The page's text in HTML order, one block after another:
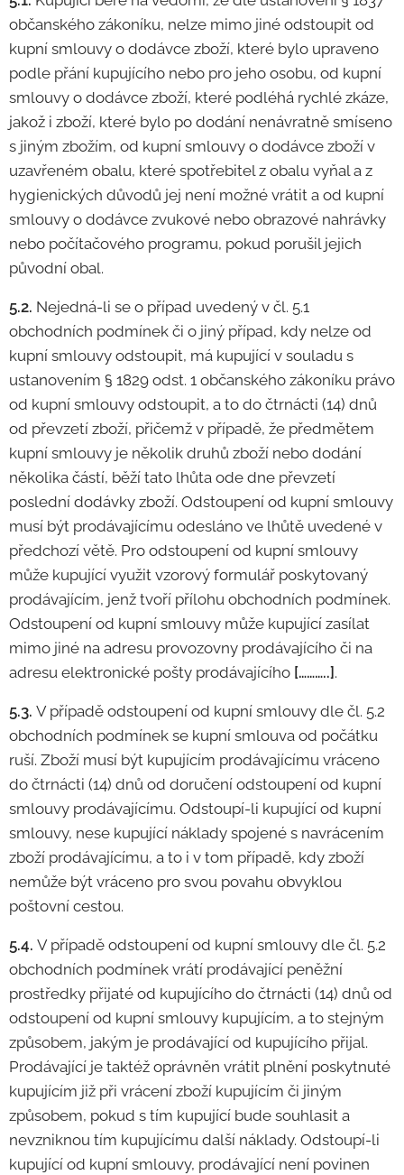
občanského zákoníku, nelze mimo jiné odstoupit od
kupní smlouvy o dodávce zboží, které bylo upraveno
podle přání kupujícího nebo pro jeho osobu, od kupní
smlouvy o dodávce zboží, které podléhá rychlé zkáze,
jakož i zboží, které bylo po dodání nenávratně smíseno
s jiným zbožím, od kupní smlouvy o dodávce zboží v
uzavřeném obalu, které spotřebitel z obalu vyňal a z
hygienických důvodů jej není možné vrátit a od kupní
smlouvy o dodávce zvukové nebo obrazové nahrávky
nebo počítačového programu, pokud porušil jejich
původní obal.
5.2. Nejedná-li se o případ uvedený v čl. 5.1
obchodních podmínek či o jiný případ, kdy nelze od
kupní smlouvy odstoupit, má kupující v souladu s
ustanovením § 1829 odst. 1 občanského zákoníku právo
od kupní smlouvy odstoupit, a to do čtrnácti (14) dnů
od převzetí zboží, přičemž v případě, že předmětem
kupní smlouvy je několik druhů zboží nebo dodání
několika částí, běží tato lhůta ode dne převzetí
poslední dodávky zboží. Odstoupení od kupní smlouvy
musí být prodávajícímu odesláno ve lhůtě uvedené v
předchozí větě. Pro odstoupení od kupní smlouvy
může kupující využit vzorový formulář poskytovaný
prodávajícím, jenž tvoří přílohu obchodních podmínek.
Odstoupení od kupní smlouvy může kupující zasílat
mimo jiné na adresu provozovny prodávajícího či na
adresu elektronické pošty prodávajícího [………..] .
5.3. V případě odstoupení od kupní smlouvy dle čl. 5.2
obchodních podmínek se kupní smlouva od počátku
ruší. Zboží musí být kupujícím prodávajícímu vráceno
do čtrnácti (14) dnů od doručení odstoupení od kupní
smlouvy prodávajícímu. Odstoupí-li kupující od kupní
smlouvy, nese kupující náklady spojené s navrácením
zboží prodávajícímu, a to i v tom případě, kdy zboží
nemůže být vráceno pro svou povahu obvyklou
poštovní cestou.
5.4. V případě odstoupení od kupní smlouvy dle čl. 5.2
obchodních podmínek vrátí prodávající peněžní
prostředky přijaté od kupujícího do čtrnácti (14) dnů od
odstoupení od kupní smlouvy kupujícím, a to stejným
způsobem, jakým je prodávající od kupujícího přijal.
Prodávající je taktéž oprávněn vrátit plnění poskytnuté
kupujícím již při vrácení zboží kupujícím či jiným
způsobem, pokud s tím kupující bude souhlasit a
nevzniknou tím kupujícímu další náklady. Odstoupí-li
kupující od kupní smlouvy, prodávající není povinen